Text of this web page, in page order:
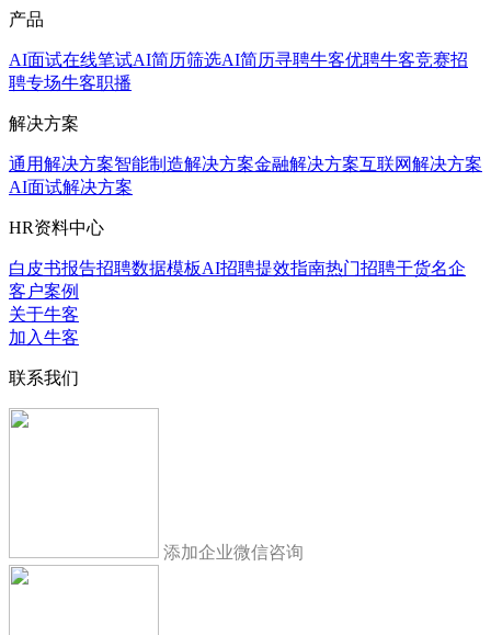
产品
AI面试在线笔试AI简历筛选AI简历寻聘牛客优聘牛客竞赛招
聘专场牛客职播
解决方案
通用解决方案智能制造解决方案金融解决方案互联网解决方案
AI面试解决方案
HR资料中心
白皮书报告招聘数据模板AI招聘提效指南热门招聘干货名企
客户案例
关于牛客
加入牛客
联系我们
添加企业微信咨询